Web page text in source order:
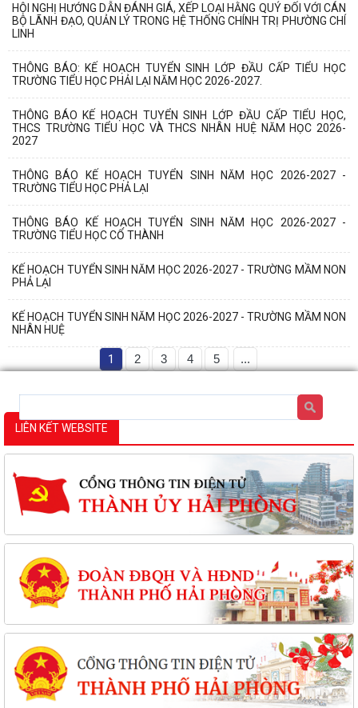
HỘI NGHỊ HƯỚNG DẪN ĐÁNH GIÁ, XẾP LOẠI HẰNG QUÝ ĐỐI VỚI CÁN
BỘ LÃNH ĐẠO, QUẢN LÝ TRONG HỆ THỐNG CHÍNH TRỊ PHƯỜNG CHÍ
LINH
THÔNG BÁO: KẾ HOẠCH TUYỂN SINH LỚP ĐẦU CẤP TIỂU HỌC
TRƯỜNG TIỂU HỌC PHẢI LẠI NĂM HỌC 2026-2027.
THÔNG BÁO KẾ HOẠCH TUYỂN SINH LỚP ĐẦU CẤP TIỂU HỌC,
THCS TRƯỜNG TIỂU HỌC VÀ THCS NHÂN HUỆ NĂM HỌC 2026-
2027
THÔNG BÁO KẾ HOẠCH TUYỂN SINH NĂM HỌC 2026-2027 -
TRƯỜNG TIỂU HỌC PHẢ LẠI
THÔNG BÁO KẾ HOẠCH TUYỂN SINH NĂM HỌC 2026-2027 -
TRƯỜNG TIỂU HỌC CỔ THÀNH
KẾ HOẠCH TUYỂN SINH NĂM HỌC 2026-2027 - TRƯỜNG MẦM NON
PHẢ LẠI
KẾ HOẠCH TUYỂN SINH NĂM HỌC 2026-2027 - TRƯỜNG MẦM NON
NHÂN HUỆ
1 2 3 4 5 ...
LIÊN KẾT WEBSITE